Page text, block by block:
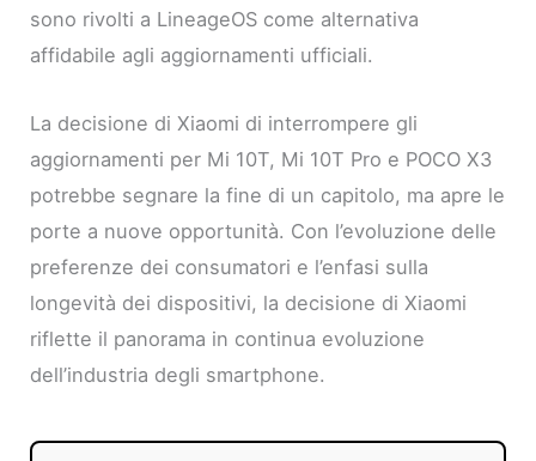
sono rivolti a LineageOS come alternativa
affidabile agli aggiornamenti ufficiali.
La decisione di Xiaomi di interrompere gli
aggiornamenti per Mi 10T, Mi 10T Pro e POCO X3
potrebbe segnare la fine di un capitolo, ma apre le
porte a nuove opportunità. Con l’evoluzione delle
preferenze dei consumatori e l’enfasi sulla
longevità dei dispositivi, la decisione di Xiaomi
riflette il panorama in continua evoluzione
dell’industria degli smartphone.